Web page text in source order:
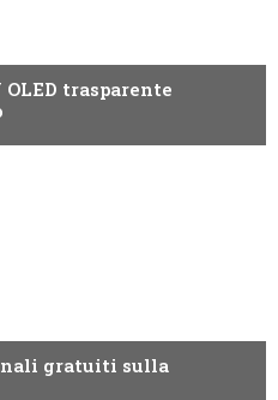
trasparente
gratuiti sulla